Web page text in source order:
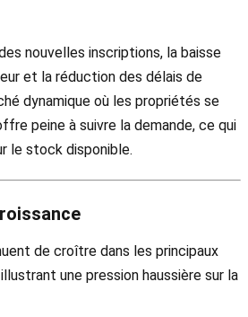
nouvelles inscriptions, la baisse
et la réduction des délais de
dynamique où les propriétés se
peine à suivre la demande, ce qui
le stock disponible.
de croître dans les principaux
une pression haussière sur la